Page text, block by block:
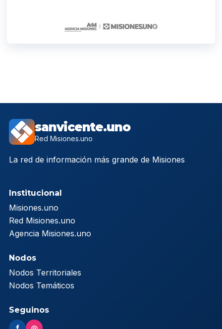
sanvicente.uno
Red Misiones.uno
La red de información más grande de Misiones
Institucional
Misiones.uno
Red Misiones.uno
Agencia Misiones.uno
Nodos
Nodos Territoriales
Nodos Temáticos
Seguinos